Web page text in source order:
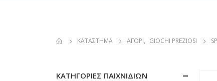
ΚΑΤΆΣΤΗΜΑ ΑΓΌΡΙ, GIOCHI PREZIOSI
ΚΑΤΗΓΟΡΊΕΣ ΠΑΙΧΝΙΔΙΏΝ